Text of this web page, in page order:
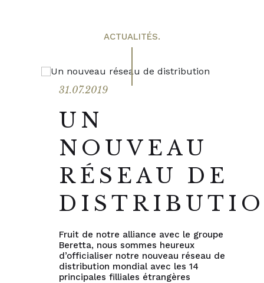
ACTUALITÉS.
31.07.2019
UN
NOUVEAU
RÉSEAU DE
Fruit de notre alliance avec le groupe
Beretta, nous sommes heureux
d’officialiser notre nouveau réseau de
distribution mondial avec les 14
principales filliales étrangères